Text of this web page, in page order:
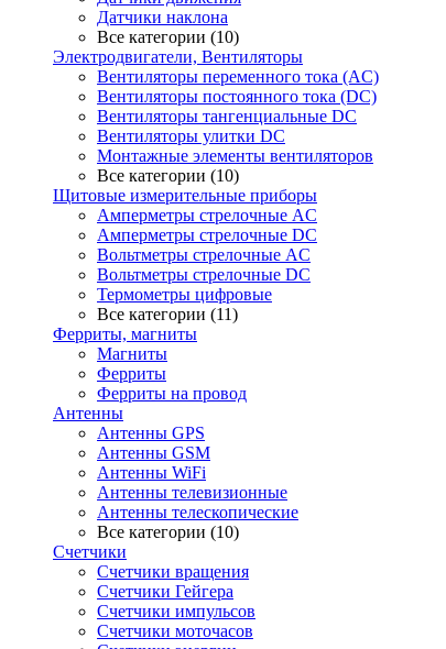
Датчики наклона
Все категории (10)
Электродвигатели, Вентиляторы
Вентиляторы переменного тока (AC)
Вентиляторы постоянного тока (DC)
Вентиляторы тангенциальные DC
Вентиляторы улитки DC
Монтажные элементы вентиляторов
Все категории (10)
Щитовые измерительные приборы
Амперметры стрелочные AC
Амперметры стрелочные DC
Вольтметры стрелочные AC
Вольтметры стрелочные DC
Термометры цифровые
Все категории (11)
Ферриты, магниты
Магниты
Ферриты
Ферриты на провод
Антенны
Антенны GPS
Антенны GSM
Антенны WiFi
Антенны телевизионные
Антенны телескопические
Все категории (10)
Счетчики
Счетчики вращения
Счетчики Гейгера
Счетчики импульсов
Счетчики моточасов